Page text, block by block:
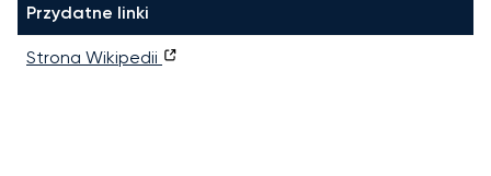
Przydatne linki
Strona Wikipedii